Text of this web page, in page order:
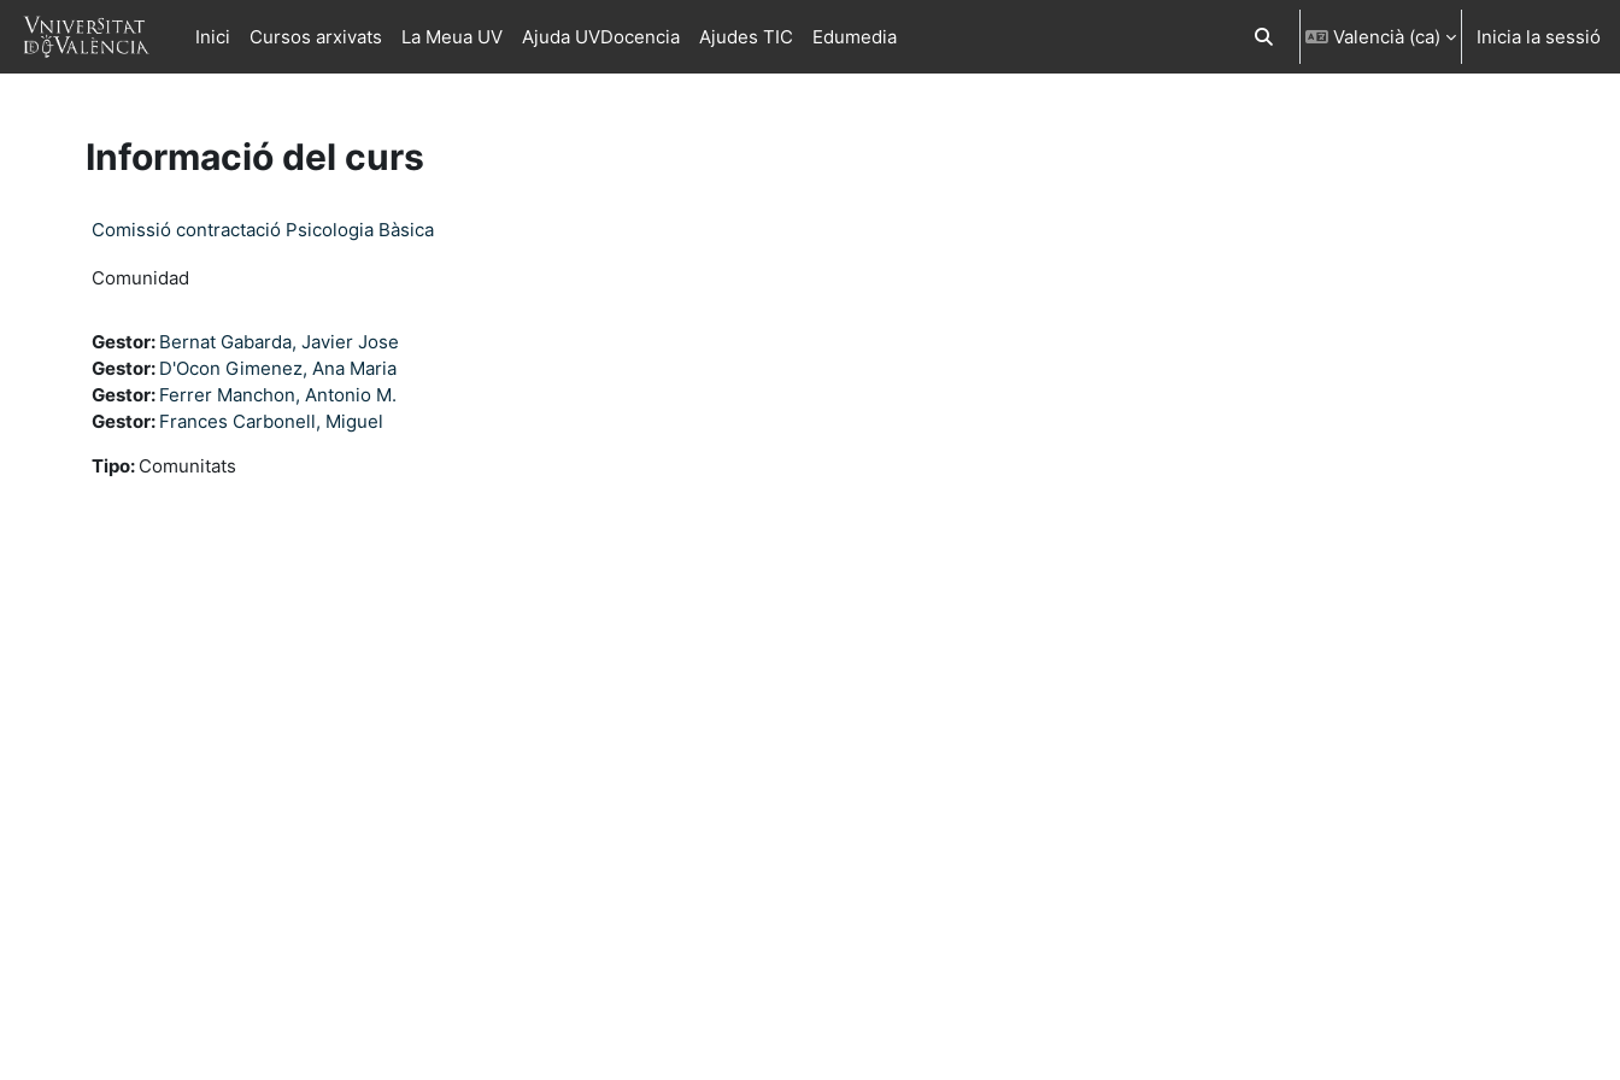
Ves al contingut principal
Inici
Cursos arxivats La Meua UV Ajuda UVDocencia Ajudes TIC Edumedia Commuta l'entrada de la cerca
Valencià ‎(ca)‎ Inicia la sessió
Informació del curs
Comissió contractació Psicologia Bàsica
Comunidad
Gestor: Bernat Gabarda, Javier Jose
Gestor: D'Ocon Gimenez, Ana Maria
Gestor: Ferrer Manchon, Antonio M.
Gestor: Frances Carbonell, Miguel
Tipo: Comunitats